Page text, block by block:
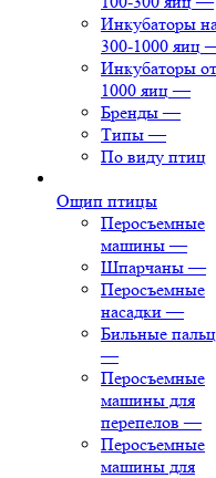
Инкубаторы
300-1000 яиц
Инкубаторы от
1000 яиц —
Бренды —
Типы —
По виду птиц
Ощип птицы
Перосъемные
машины —
Шпарчаны —
Перосъемные
насадки —
Бильные
—
Перосъемные
машины для
перепелов —
Перосъемные
машины для